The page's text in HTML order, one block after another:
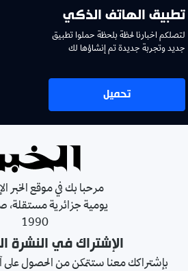
تطبيق الهاتف الذكي
لتصلكم اخبارنا لحظة بلحظة حملوا تطبيق
جديد وتجربة جديدة تم إنشاؤها لك
تحميل
مرحبا بك في موقع الخبر
يومية جزائرية مستقلة،
1990
الإشتراك في النشرة
بإشتراكك معنا ستتمكن من الحصول على